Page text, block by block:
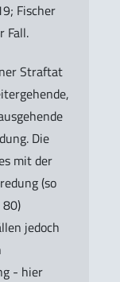
Fischer
Fall.
Straftat
Die
mit der
(so
80)
jedoch
- hier